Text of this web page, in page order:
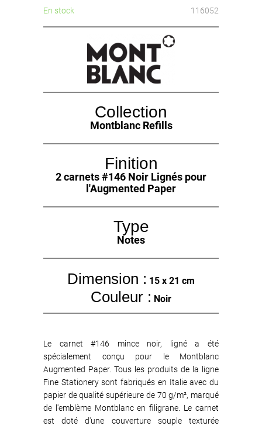
En stock 116052
Collection
Montblanc Refills
Finition
2 carnets #146 Noir Lignés pour
l'Augmented Paper
Type
Notes
Dimension : 15 x 21 cm
Couleur : Noir
Le carnet #146 mince noir, ligné a été
spécialement conçu pour le Montblanc
Augmented Paper. Tous les produits de la ligne
Fine Stationery sont fabriqués en Italie avec du
papier de qualité supérieure de 70 g/m², marqué
de l'emblème Montblanc en filigrane. Le carnet
est doté d'une couverture souple texturée